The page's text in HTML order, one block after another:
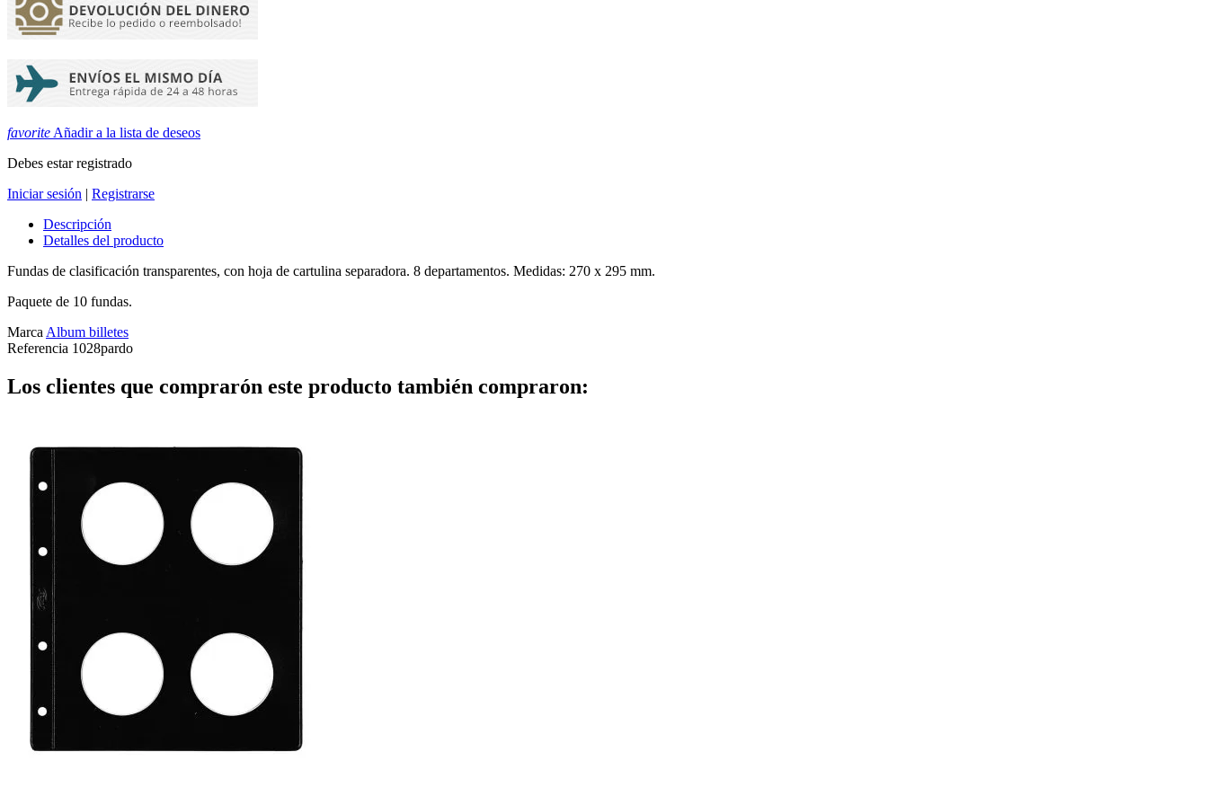
favoriteAñadir a la lista de deseos
Debes estar registrado
Iniciar sesión | Registrarse
Descripción
Detalles del producto
Fundas de clasificación transparentes, con hoja de cartulina separadora. 8 departamentos. Medidas: 270 x 295 mm.
Paquete de 10 fundas.
MarcaAlbum billetes
Referencia 1028pardo
Los clientes que comprarón este producto también compraron: